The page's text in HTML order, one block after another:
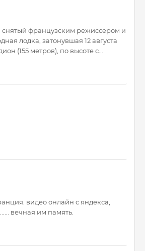
снятый французским режиссером и
лодка, затонувшая 12 августа
(155 метров), по высоте с...
видео онлайн с яндекса,
вечная им память.